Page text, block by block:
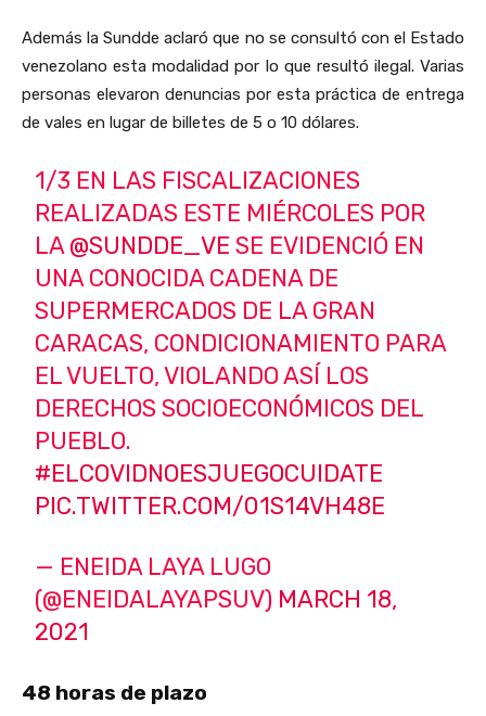
Además la Sundde aclaró que no se consultó con el Estado
venezolano esta modalidad por lo que resultó ilegal. Varias
personas elevaron denuncias por esta práctica de entrega
de vales en lugar de billetes de 5 o 10 dólares.
1/3 EN LAS FISCALIZACIONES
REALIZADAS ESTE MIÉRCOLES POR
LA@SUNDDE_VE SE EVIDENCIÓ EN
UNA CONOCIDA CADENA DE
SUPERMERCADOS DE LA GRAN
CARACAS, CONDICIONAMIENTO PARA
EL VUELTO, VIOLANDO ASÍ LOS
DERECHOS SOCIOECONÓMICOS DEL
PUEBLO.
#ELCOVIDNOESJUEGOCUIDATE
PIC.TWITTER.COM/01S14VH48E
— ENEIDA LAYA LUGO
(@ENEIDALAYAPSUV) MARCH 18,
2021
48 horas de plazo